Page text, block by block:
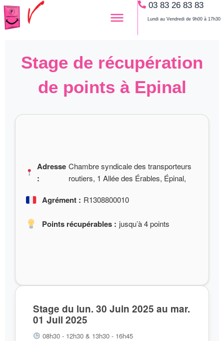
Aller
au
contenu
03 83 26 83 83
Lundi au Vendredi de 9h00 à 17h30
Stage de récupération
de points à Epinal
Adresse
:
Chambre syndicale des transporteurs
routiers, 1 Allée des Érables, Épinal,
Agrément : R1308800010
Points récupérables : jusqu’à 4 points
Stage du lun. 30 Juin 2025 au mar.
01 Juil 2025
08h30 - 12h30 & 13h30 - 16h45